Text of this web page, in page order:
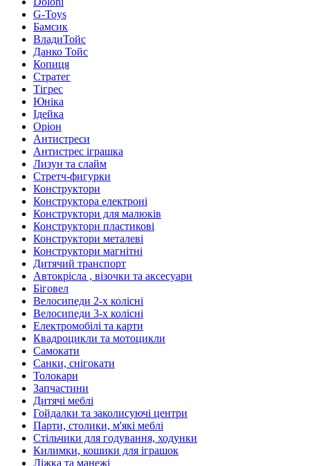
G-Toys
Бамсик
ВладиТойс
Данко Тойс
Копиця
Стратег
Тігрес
Юніка
Ідейка
Оріон
Антистреси
Антистрес іграшка
Лизун та слайм
Стретч-фигурки
Конструктори
Конструктора електроні
Конструктори для малюків
Конструктори пластикові
Конструктори металеві
Конструктори магнітні
Дитячий транспорт
Автокрісла , візочки та аксесуари
Біговел
Велосипеди 2-х колісні
Велосипеди 3-х колісні
Електромобілі та карти
Квадроцикли та мотоцикли
Самокати
Санки, снігокати
Толокари
Запчастини
Дитячі меблі
Гойдалки та заколисуючі центри
Парти, столики, м'які меблі
Стільчики для годування, ходунки
Килимки, кошики для іграшок
Ліжка та манежі